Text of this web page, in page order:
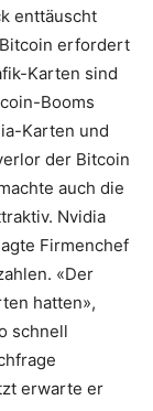
enttäuscht
erfordert
Karten sind
Booms
Karten und
der Bitcoin
auch die
Nvidia
Firmenchef
«Der
hatten»,
schnell
erwarte er